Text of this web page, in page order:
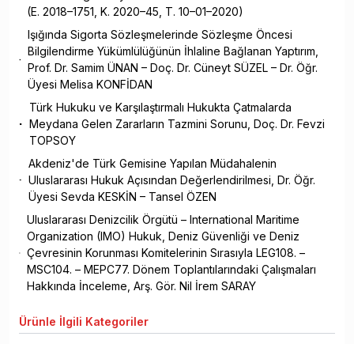
(E. 2018–1751, K. 2020–45, T. 10–01–2020)
Işığında Sigorta Sözleşmelerinde Sözleşme Öncesi
Bilgilendirme Yükümlülüğünün İhlaline Bağlanan Yaptırım,
Prof. Dr. Samim ÜNAN – Doç. Dr. Cüneyt SÜZEL – Dr. Öğr.
Üyesi Melisa KONFİDAN
Türk Hukuku ve Karşılaştırmalı Hukukta Çatmalarda
Meydana Gelen Zararların Tazmini Sorunu, Doç. Dr. Fevzi
TOPSOY
Akdeniz'de Türk Gemisine Yapılan Müdahalenin
Uluslararası Hukuk Açısından Değerlendirilmesi, Dr. Öğr.
Üyesi Sevda KESKİN – Tansel ÖZEN
Uluslararası Denizcilik Örgütü – International Maritime
Organization (IMO) Hukuk, Deniz Güvenliği ve Deniz
Çevresinin Korunması Komitelerinin Sırasıyla LEG108. –
MSC104. – MEPC77. Dönem Toplantılarındaki Çalışmaları
Hakkında İnceleme, Arş. Gör. Nil İrem SARAY
Ürünle İlgili Kategoriler